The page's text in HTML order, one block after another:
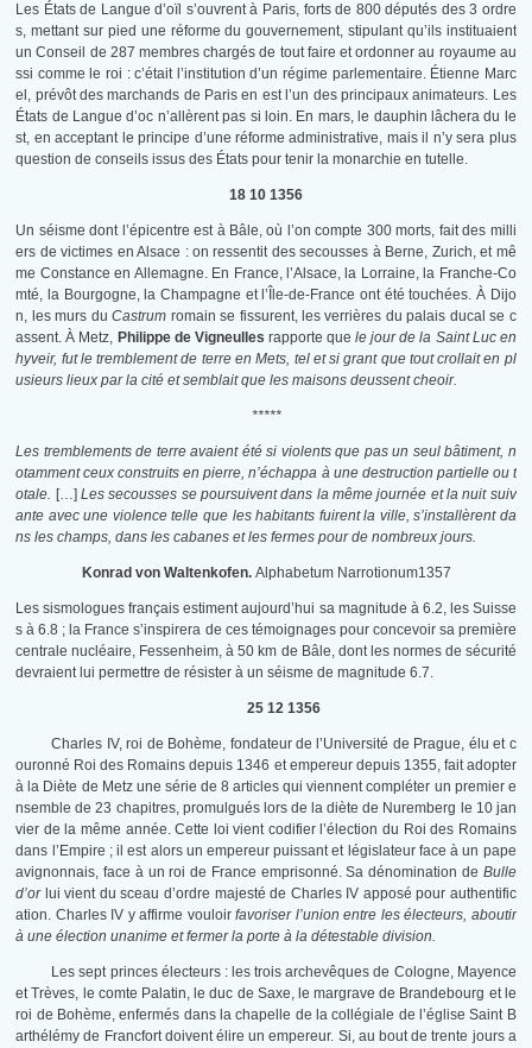
Les États de Langue d’oïl s’ouvrent à Paris, forts de 800 députés des 3 ordre
s, mettant sur pied une réforme du gouvernement, stipulant qu’ils instituaient
un Conseil de 287 membres chargés de tout faire et ordonner au royaume au
ssi comme le roi : c’était l’institution d’un régime parlementaire. Étienne Marc
el, prévôt des marchands de Paris en est l’un des principaux animateurs. Les
États de Langue d’oc n’allèrent pas si loin. En mars, le dauphin lâchera du le
st, en acceptant le principe d’une réforme administrative, mais il n’y sera plus
question de conseils issus des États pour tenir la monarchie en tutelle.
18 10 1356
Un séisme dont l’épicentre est à Bâle, où l’on compte 300 morts, fait des milli
ers de victimes en Alsace : on ressentit des secousses à Berne, Zurich, et mê
me Constance en Allemagne. En France, l’Alsace, la Lorraine, la Franche-Co
mté, la Bourgogne, la Champagne et l’Île-de-France ont été touchées. À Dijo
n, les murs duCastrum romain se fissurent, les verrières du palais ducal se c
assent. À Metz, Philippe de Vigneulles rapporte quele jour de la Saint Luc en
hyveir, fut le tremblement de terre en Mets, tel et si grant que tout crollait en pl
usieurs lieux par la cité et semblait que les maisons deussent cheoir.
*****
Les tremblements de terre avaient été si violents que pas un seul bâtiment, n
otamment ceux construits en pierre, n’échappa à une destruction partielle ou t
otale. […] Les secousses se poursuivent dans la même journée et la nuit suiv
ante avec une violence telle que les habitants fuirent la ville, s’installèrent da
ns les champs, dans les cabanes et les fermes pour de nombreux jours.
Konrad von Waltenkofen. Alphabetum Narrotionum1357
Les sismologues français estiment aujourd’hui sa magnitude à 6.2, les Suisse
s à 6.8 ; la France s’inspirera de ces témoignages pour concevoir sa première
centrale nucléaire, Fessenheim, à 50 km de Bâle, dont les normes de sécurité
devraient lui permettre de résister à un séisme de magnitude 6.7.
25 12 1356
Charles IV, roi de Bohème, fondateur de l’Université de Prague, élu et c
ouronné Roi des Romains depuis 1346 et empereur depuis 1355, fait adopter
à la Diète de Metz une série de 8 articles qui viennent compléter un premier e
nsemble de 23 chapitres, promulgués lors de la diète de Nuremberg le 10 jan
vier de la même année. Cette loi vient codifier l’élection du Roi des Romains
dans l’Empire ; il est alors un empereur puissant et législateur face à un pape
avignonnais, face à un roi de France emprisonné. Sa dénomination de Bulle
d’orlui vient du sceau d’ordre majesté de Charles IV apposé pour authentific
ation. Charles IV y affirme vouloirfavoriser l’union entre les électeurs, aboutir
à une élection unanime et fermer la porte à la détestable division.
Les sept princes électeurs : les trois archevêques de Cologne, Mayence
et Trèves, le comte Palatin, le duc de Saxe, le margrave de Brandebourg et le
roi de Bohème, enfermés dans la chapelle de la collégiale de l’église Saint B
arthélémy de Francfort doivent élire un empereur. Si, au bout de trente jours a